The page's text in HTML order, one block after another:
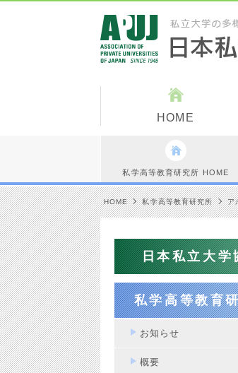
HOME
私学高等教育研究所 HOME
HOME 私学高等教育研究所 ア
日本私立大学
私学高等教育
お知らせ
概要